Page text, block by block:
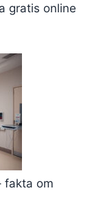
gratis online
fakta om